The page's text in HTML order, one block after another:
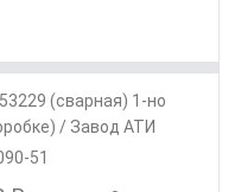
(сварная) 1-но
/ Завод АТИ
51